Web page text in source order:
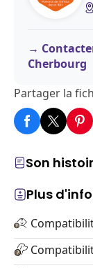
Son
Plus
Cherbourg
Partager la